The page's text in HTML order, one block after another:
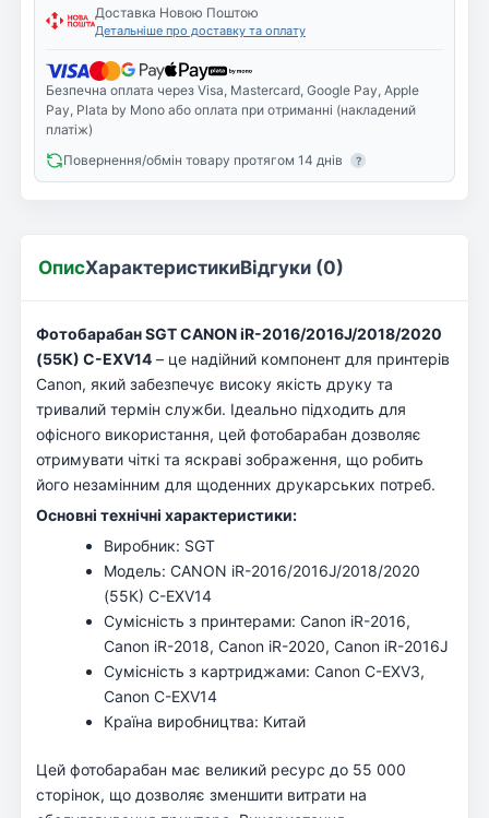
Доставка Новою Поштою
Детальніше про доставку та оплату
Безпечна оплата через Visa, Mastercard, Google Pay, Apple
Pay, Plata by Mono або оплата при отриманні (накладений
платіж)
Повернення/обмін товару протягом 14 днів
?
ОписХарактеристикиВідгуки (0)
Фотобарабан SGT CANON iR-2016/2016J/2018/2020
(55К) C-EXV14 – це надійний компонент для принтерів
Canon, який забезпечує високу якість друку та
тривалий термін служби. Ідеально підходить для
офісного використання, цей фотобарабан дозволяє
отримувати чіткі та яскраві зображення, що робить
його незамінним для щоденних друкарських потреб.
Основні технічні характеристики:
Виробник: SGT
Модель: CANON iR-2016/2016J/2018/2020
(55К) C-EXV14
Сумісність з принтерами: Canon iR-2016,
Canon iR-2018, Canon iR-2020, Canon iR-2016J
Сумісність з картриджами: Canon C-EXV3,
Canon C-EXV14
Країна виробництва: Китай
Цей фотобарабан має великий ресурс до 55 000
сторінок, що дозволяє зменшити витрати на